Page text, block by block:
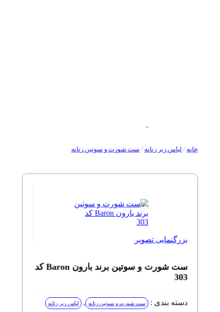
لباس زیر زنانه / ست شورت و سوتین زنانه
بزرگنمایی تصویر
ست شورت و سوتین برند بارون Baron کد
دسته بندی : ست شورت و سوتین زنانه , لباس زیر زنانه